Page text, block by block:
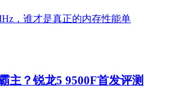
主？锐龙5 9500F首发评测